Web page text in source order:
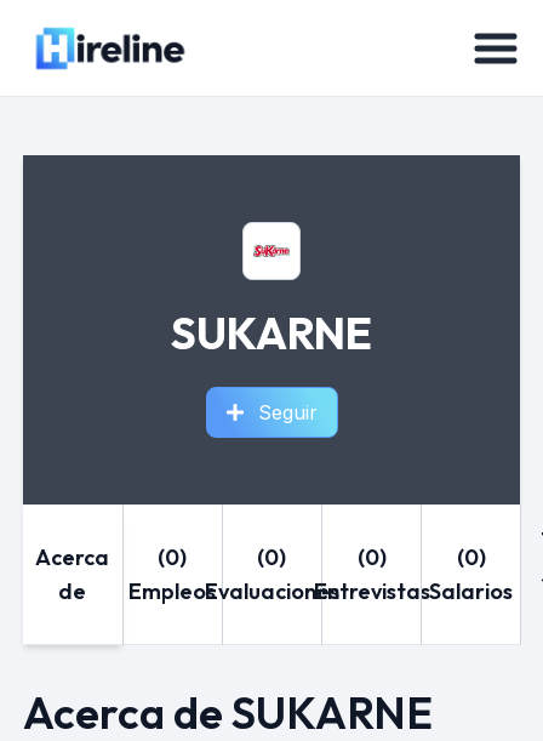
SUKARNE
Seguir
Acerca
de
(0)
Empleos
(0)
Evaluaciones
(0)
Entrevistas
(0)
Salarios
Acerca de SUKARNE